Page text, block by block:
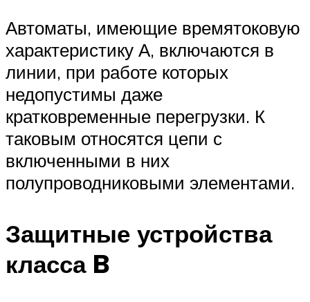
Автоматы, имеющие времятоковую
характеристику А, включаются в
линии, при работе которых
недопустимы даже
кратковременные перегрузки. К
таковым относятся цепи с
включенными в них
полупроводниковыми элементами.
Защитные устройства
класса B